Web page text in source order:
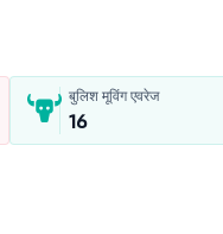
बुलिश मूविंग एवरेज
16